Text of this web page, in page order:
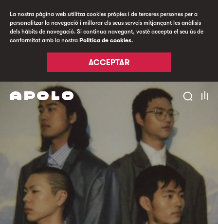
La nostra pàgina web utilitza cookies pròpies i de terceres persones per a
personalitzar la navegació i millorar els seus serveis mitjançant les anàlisis
dels hàbits de navegació. Si continua navegant, vostè accepta el seu ús de
conformitat amb la nostra Política de cookies.
ACCEPTAR